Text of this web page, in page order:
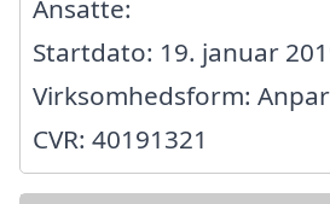
Ansatte:
Startdato: 19. januar
Virksomhedsform:
CVR: 40191321